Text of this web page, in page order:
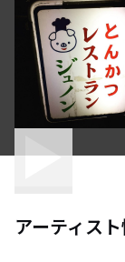
アーティス